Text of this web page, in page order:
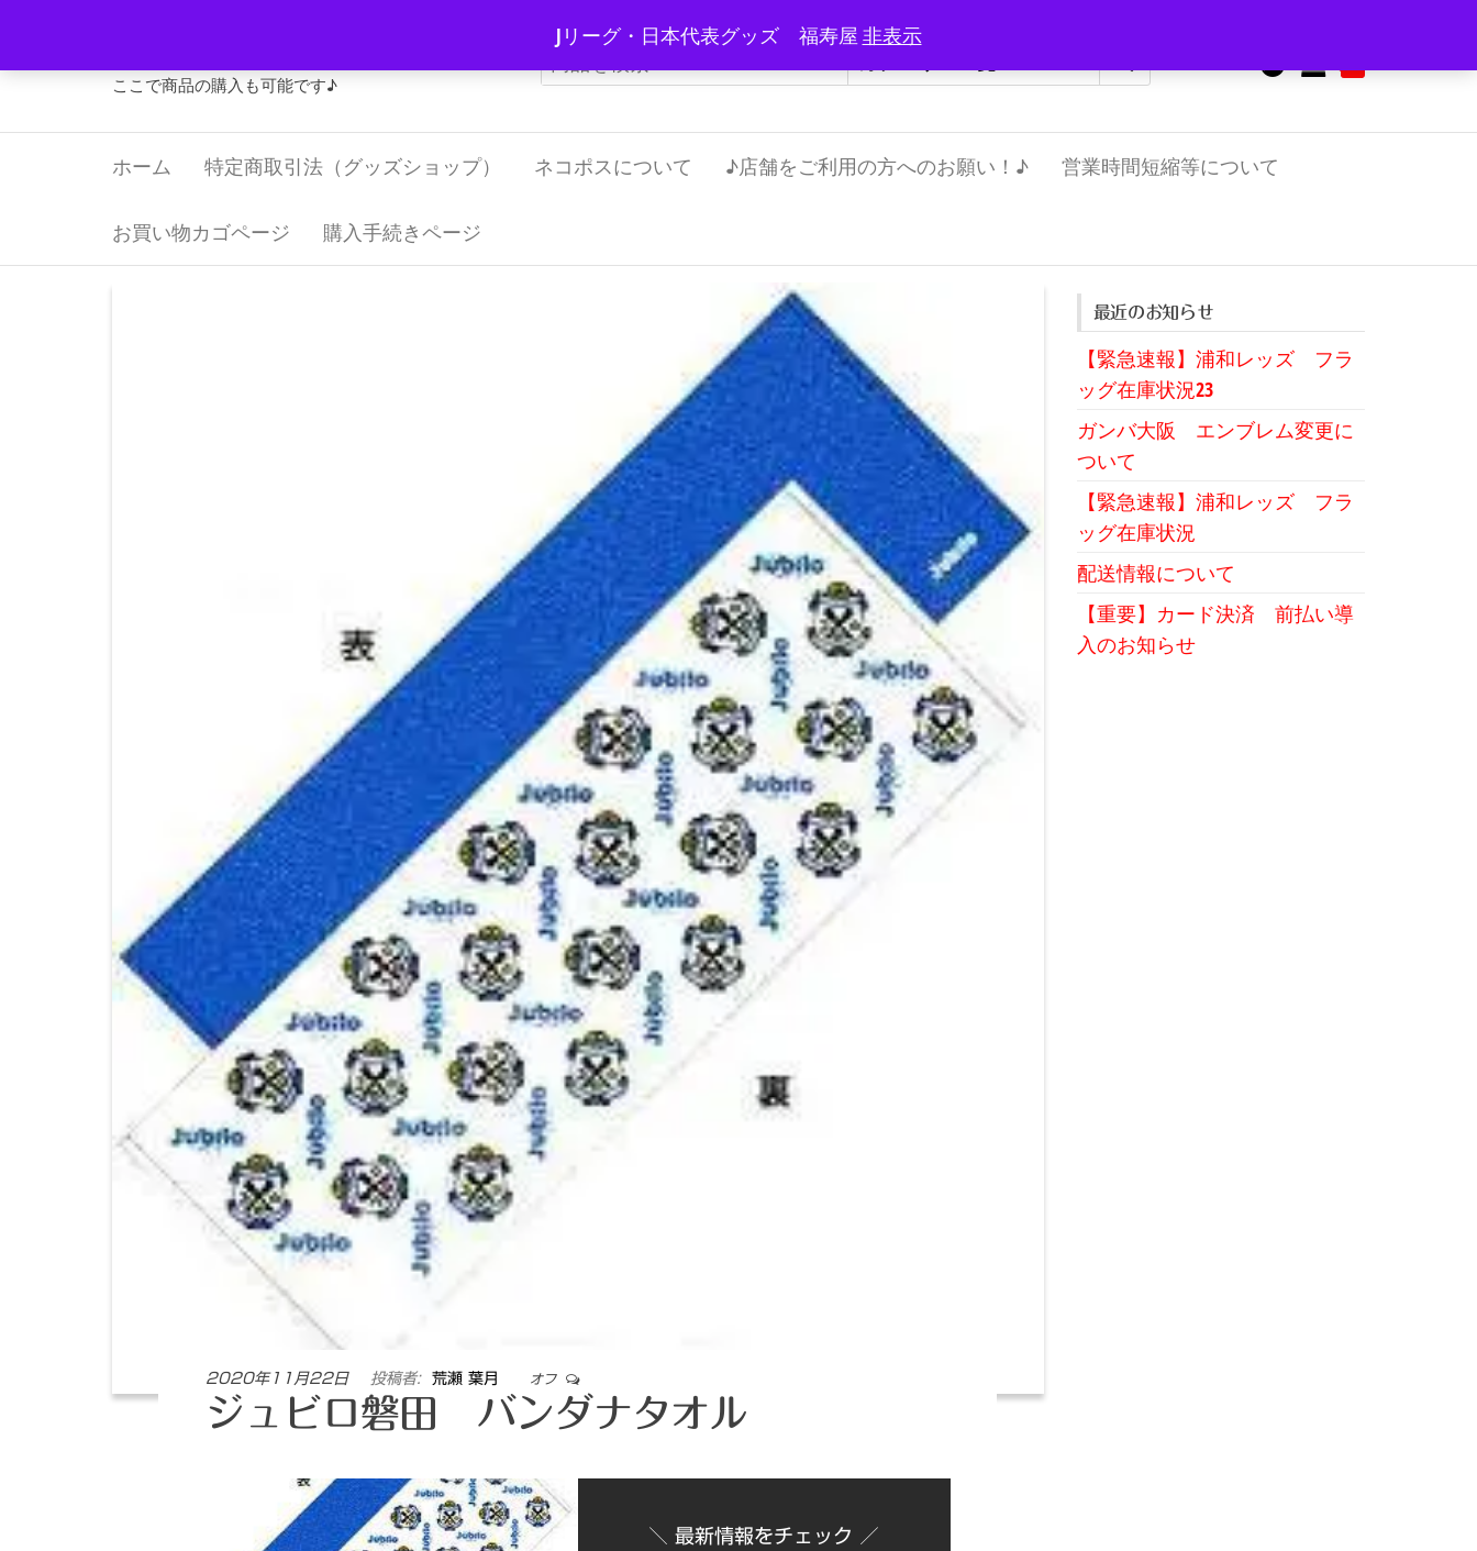
テ
ツ
ッ
Jリーグ・日本代表グッズ 福寿屋 非表示
ここで商品の購入も可能です♪
ホーム 特定商取引法（グッズショップ） ネコポスについて ♪店舗をご利用の方へのお願い！♪ 営業時間短縮等について
お買い物カゴページ 購入手続きページ
2020年11月22日 投稿者: 荒瀬 葉月 オフ
ジュビロ磐田 バンダナタオル
＼ 最新情報をチェック ／
最近のお知らせ
【緊急速報】浦和レッズ フラ
ッグ在庫状況23
ガンバ大阪 エンブレム変更に
ついて
【緊急速報】浦和レッズ フラ
ッグ在庫状況
配送情報について
【重要】カード決済 前払い導
入のお知らせ